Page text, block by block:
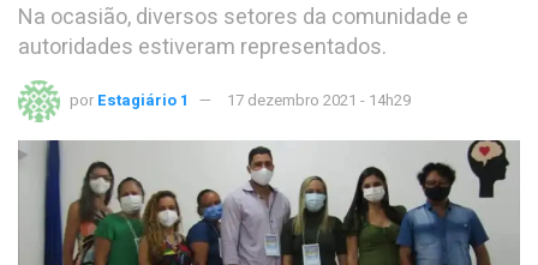
Na ocasião, diversos setores da comunidade e
autoridades estiveram representados.
por Estagiário 1 17 dezembro 2021 - 14h29